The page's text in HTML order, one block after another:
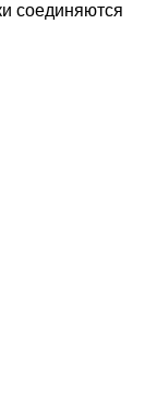
соединяются